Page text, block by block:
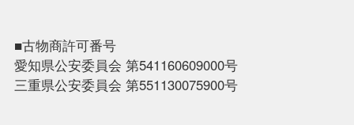
■古物商許可番号
愛知県公安委員会 第541160609000号
三重県公安委員会 第551130075900号